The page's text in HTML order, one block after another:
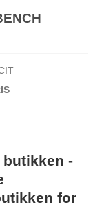
-
for